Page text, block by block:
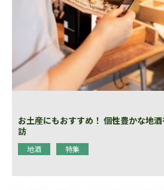
お土産にもおすすめ！ 個性豊かな地
訪
地酒 特集